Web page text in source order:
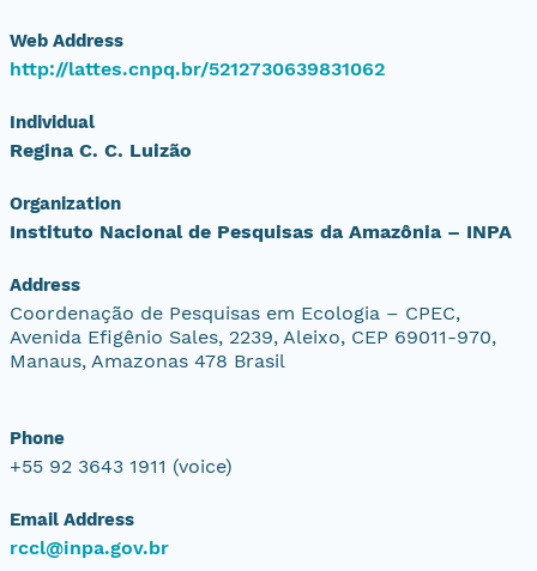
Web Address
http://lattes.cnpq.br/5212730639831062
Individual
Regina C. C. Luizão
Organization
Instituto Nacional de Pesquisas da Amazônia – INPA
Address
Coordenação de Pesquisas em Ecologia – CPEC,
Avenida Efigênio Sales, 2239, Aleixo, CEP 69011-970,
Manaus, Amazonas 478 Brasil
Phone
+55 92 3643 1911 (voice)
Email Address
rccl@inpa.gov.br